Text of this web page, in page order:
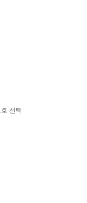
지원 요청
법을 제공합니다.
통해 문제를 해결했습니까?
선택